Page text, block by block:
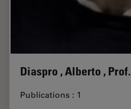
Diaspro , Alberto , Prof.
Publications : 1